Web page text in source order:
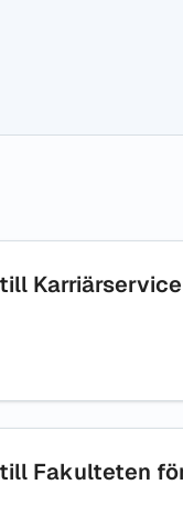
Karriärservice
Fakulteten